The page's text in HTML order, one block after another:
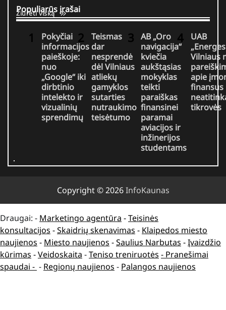
Populiarūs įrašai
Žiūrėti viską
Pokyčiai
informacijos
paieškoje:
nuo
„Google“ iki
dirbtinio
intelekto ir
vizualinių
sprendimų
Teismas
dar
nesprendė
dėl Vilniaus
atliekų
gamyklos
sutarties
nutraukimo
teisėtumo
AB „Oro
navigacija“
kviečia
aukštąsias
mokyklas
teikti
paraiškas
finansinei
paramai
aviacijos ir
inžinerijos
studentams
UAB
Vilniaus
apie
finansus
tikrovės
Copyright © 2026InfoKaunas
Draugai: - Marketingo agentūra -Teisinės
konsultacijos -Skaidrių skenavimas - Klaipedos miesto
naujienos - Miesto naujienos -Saulius Narbutas -Įvaizdžio
kūrimas -Veidoskaita -Teniso treniruotės - Pranešimai
spaudai - - Regionų naujienos - Palangos naujienos